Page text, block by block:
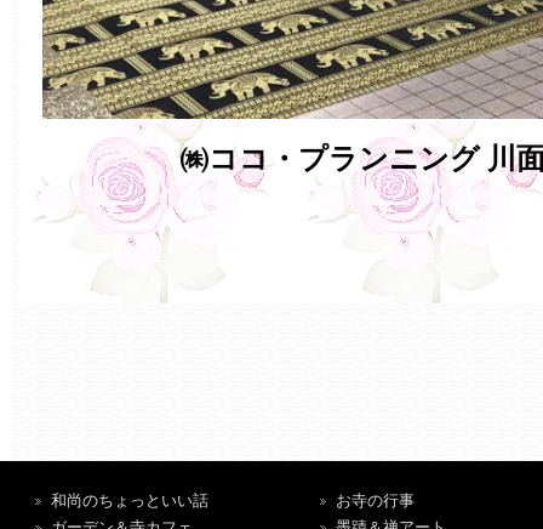
㈱ココ・プランニング 川
和尚のちょっといい話
お寺の行事